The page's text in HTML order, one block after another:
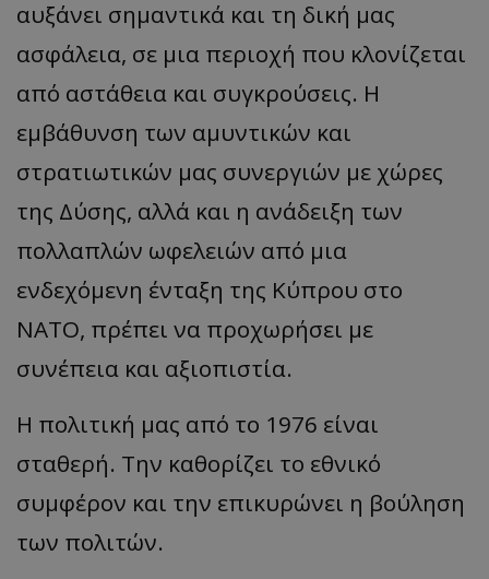
αυξάνει σημαντικά και τη δική μας
ασφάλεια, σε μια περιοχή που κλονίζεται
από αστάθεια και συγκρούσεις. Η
εμβάθυνση των αμυντικών και
στρατιωτικών μας συνεργιών με χώρες
της Δύσης, αλλά και η ανάδειξη των
πολλαπλών ωφελειών από μια
ενδεχόμενη ένταξη της Κύπρου στο
ΝΑΤΟ, πρέπει να προχωρήσει με
συνέπεια και αξιοπιστία.
Η πολιτική μας από το 1976 είναι
σταθερή. Την καθορίζει το εθνικό
συμφέρον και την επικυρώνει η βούληση
των πολιτών.